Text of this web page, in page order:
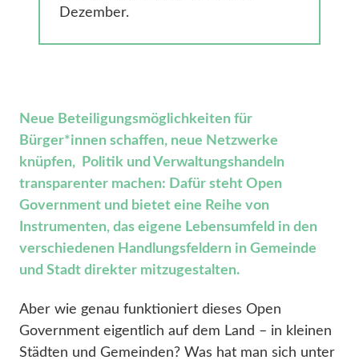
Dezember.
Neue Beteiligungsmöglichkeiten für
Bürger*innen schaffen, neue Netzwerke
knüpfen, Politik und Verwaltungshandeln
transparenter machen: Dafür steht Open
Government und bietet eine Reihe von
Instrumenten, das eigene Lebensumfeld in den
verschiedenen Handlungsfeldern in Gemeinde
und Stadt direkter mitzugestalten.
Aber wie genau funktioniert dieses Open
Government eigentlich auf dem Land – in kleinen
Städten und Gemeinden? Was hat man sich unter